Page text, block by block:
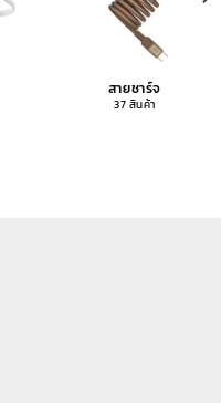
สายชาร์จ
37 สินค้า